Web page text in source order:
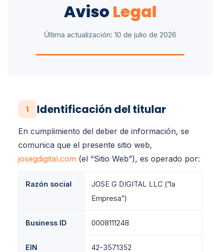
Aviso Legal
Última actualización: 10 de julio de 2026
1 Identificación del titular
En cumplimiento del deber de información, se
comunica que el presente sitio web,
josegdigital.com (el “Sitio Web”), es operado por:
Razón social
JOSE G DIGITAL LLC (“la
Empresa”)
Business ID 0008111248
EIN 42-3571352